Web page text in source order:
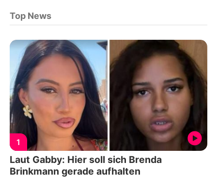
Top News
1
Laut Gabby: Hier soll sich Brenda
Brinkmann gerade aufhalten